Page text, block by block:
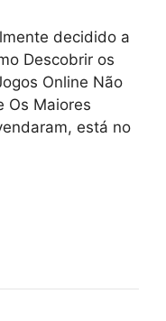
decidido a
Descobrir os
Online Não
Os Maiores
está no